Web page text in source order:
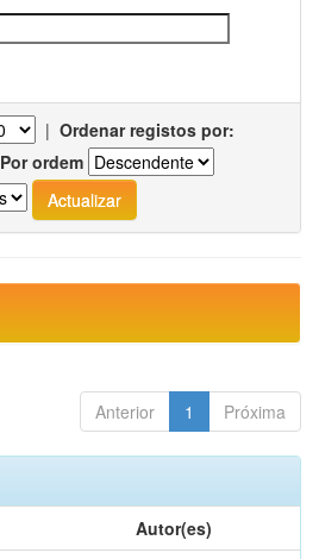
| Ordenar registos por:
Por ordem
Anterior 1 Próxima
Autor(es)